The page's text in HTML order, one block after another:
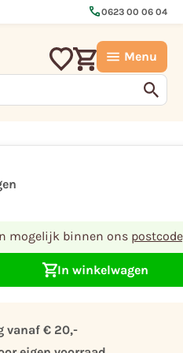
call0623 00 06 04
Menu
mogelijk binnen ons
In winkelwagen
vanaf € 20,-